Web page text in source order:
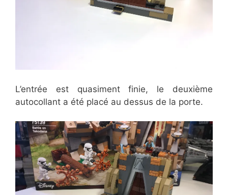
L’entrée est quasiment finie, le deuxième
autocollant a été placé au dessus de la porte.